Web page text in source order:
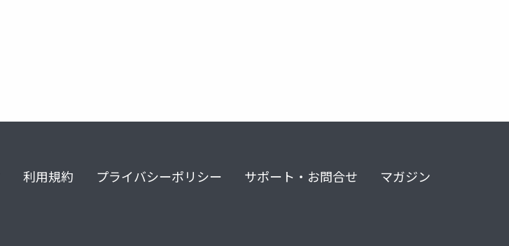
利用規約 プライバシーポリシー サポート・お問合せ マガジン